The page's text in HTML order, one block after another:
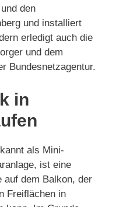
den
und installiert
erledigt auch die
und dem
Bundesnetzagentur.
in
als Mini-
ist eine
auf dem Balkon, der
Freiflächen in